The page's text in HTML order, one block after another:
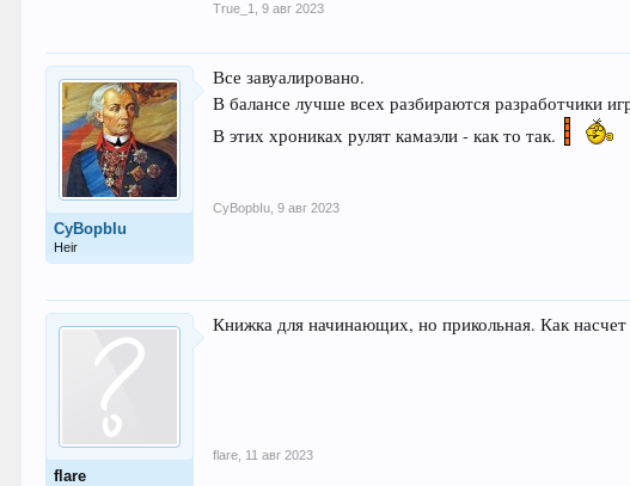
True_1 9 авг 2023
СyBopbIu
Heir
Все завуалировано.
В балансе лучше всех разбираются разработчики
В этих хрониках рулят камаэли - как то так.
СyBopbIu 9 авг 2023
flare
Книжка для начинающих, но прикольная. Как
flare 11 авг 2023